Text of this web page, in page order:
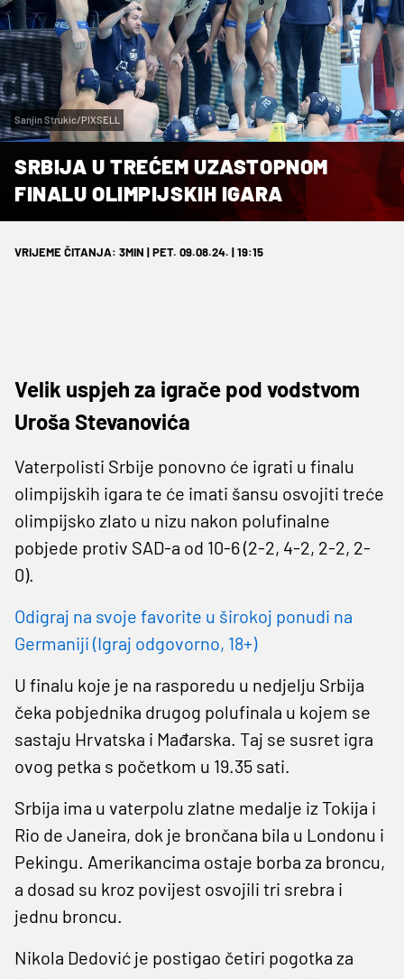
Sanjin Strukic/PIXSELL
SRBIJA U TREĆEM UZASTOPNOM
FINALU OLIMPIJSKIH IGARA
VRIJEME ČITANJA: 3MIN | PET. 09.08.24. | 19:15
Velik uspjeh za igrače pod vodstvom
Uroša Stevanovića
Vaterpolisti Srbije ponovno će igrati u finalu
olimpijskih igara te će imati šansu osvojiti treće
olimpijsko zlato u nizu nakon polufinalne
pobjede protiv SAD-a od 10-6 (2-2, 4-2, 2-2, 2-
0).
Odigraj na svoje favorite u širokoj ponudi na
Germaniji (Igraj odgovorno, 18+)
U finalu koje je na rasporedu u nedjelju Srbija
čeka pobjednika drugog polufinala u kojem se
sastaju Hrvatska i Mađarska. Taj se susret igra
ovog petka s početkom u 19.35 sati.
Srbija ima u vaterpolu zlatne medalje iz Tokija i
Rio de Janeira, dok je brončana bila u Londonu i
Pekingu. Amerikancima ostaje borba za broncu,
a dosad su kroz povijest osvojili tri srebra i
jednu broncu.
Nikola Dedović je postigao četiri pogotka za